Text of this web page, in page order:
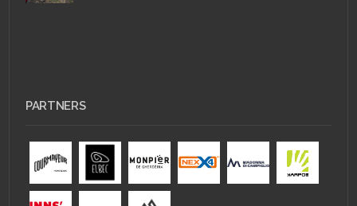
PARTNERS